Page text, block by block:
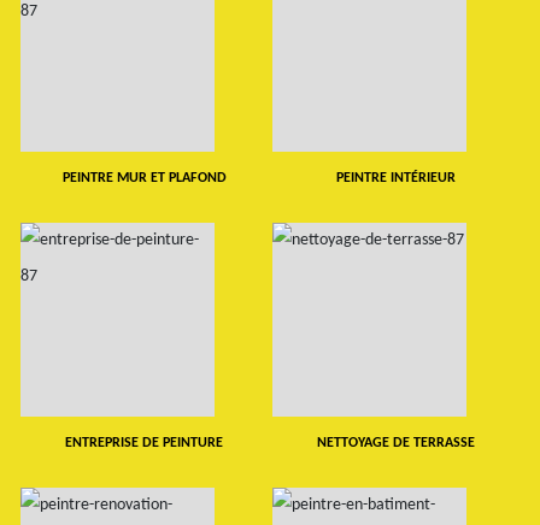
PEINTRE MUR ET PLAFOND PEINTRE INTÉRIEUR
ENTREPRISE DE PEINTURE NETTOYAGE DE TERRASSE